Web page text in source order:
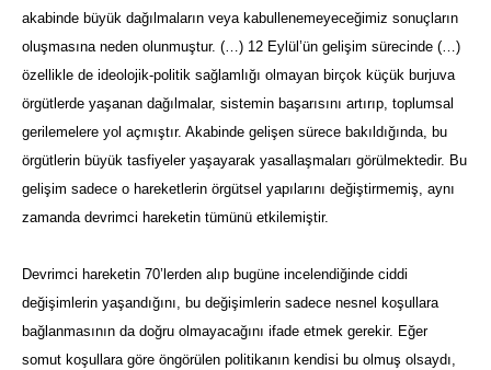
akabinde büyük dağılmaların veya kabullenemeyeceğimiz sonuçların
oluşmasına neden olunmuştur. (…) 12 Eylül’ün gelişim sürecinde (…)
özellikle de ideolojik-politik sağlamlığı olmayan birçok küçük burjuva
örgütlerde yaşanan dağılmalar, sistemin başarısını artırıp, toplumsal
gerilemelere yol açmıştır. Akabinde gelişen sürece bakıldığında, bu
örgütlerin büyük tasfiyeler yaşayarak yasallaşmaları görülmektedir. Bu
gelişim sadece o hareketlerin örgütsel yapılarını değiştirmemiş, aynı
zamanda devrimci hareketin tümünü etkilemiştir.
Devrimci hareketin 70’lerden alıp bugüne incelendiğinde ciddi
değişimlerin yaşandığını, bu değişimlerin sadece nesnel koşullara
bağlanmasının da doğru olmayacağını ifade etmek gerekir. Eğer
somut koşullara göre öngörülen politikanın kendisi bu olmuş olsaydı,